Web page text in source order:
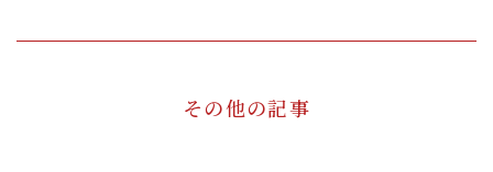
その他の記事